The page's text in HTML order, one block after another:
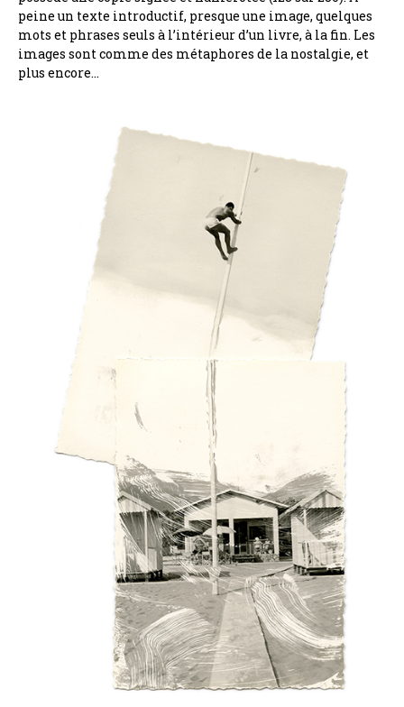
peine un texte introductif, presque une image, quelques
mots et phrases seuls à l’intérieur d’un livre, à la fin. Les
images sont comme des métaphores de la nostalgie, et
plus encore…